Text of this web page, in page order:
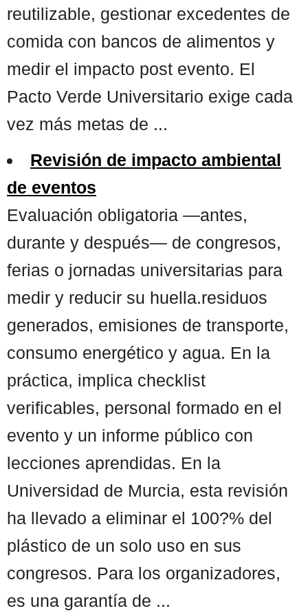
reutilizable, gestionar excedentes de
comida con bancos de alimentos y
medir el impacto post evento. El
Pacto Verde Universitario exige cada
vez más metas de ...
Revisión de impacto ambiental
de eventos
Evaluación obligatoria —antes,
durante y después— de congresos,
ferias o jornadas universitarias para
medir y reducir su huella.residuos
generados, emisiones de transporte,
consumo energético y agua. En la
práctica, implica checklist
verificables, personal formado en el
evento y un informe público con
lecciones aprendidas. En la
Universidad de Murcia, esta revisión
ha llevado a eliminar el 100?% del
plástico de un solo uso en sus
congresos. Para los organizadores,
es una garantía de ...